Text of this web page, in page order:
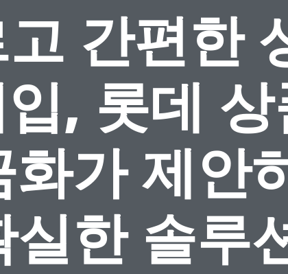
간편한
, 롯데
화가 제안
실한 솔루